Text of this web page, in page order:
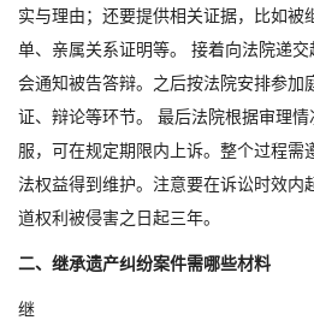
实与理由；还要提供相关证据，比如被
单、亲属关系证明等。 接着向法院递
会通知被告答辩。之后按法院安排参加
证、辩论等环节。 最后法院根据审理
服，可在规定期限内上诉。整个过程需
法权益得到维护。注意要在诉讼时效内
道权利被侵害之日起三年。
二、继承遗产纠纷案件需哪些材料
继